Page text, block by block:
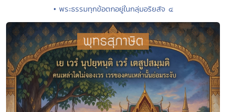
• พระธรรมทุกข้อตกอยู่ในกลุ่มอริยสัจ ๔